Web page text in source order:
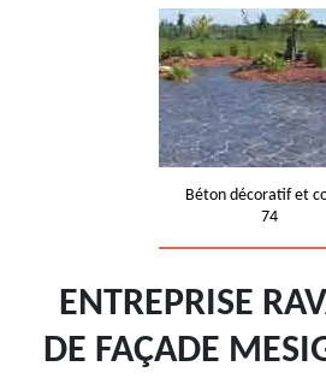
Béton décoratif et
74
ENTREPRISE
DE FAÇADE